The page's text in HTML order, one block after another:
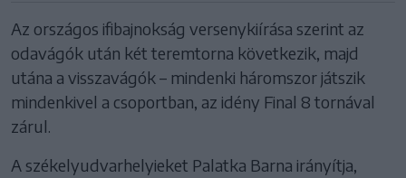
Az országos ifibajnokság versenykiírása szerint az
odavágók után két teremtorna következik, majd
utána a visszavágók – mindenki háromszor játszik
mindenkivel a csoportban, az idény Final 8 tornával
zárul.
A székelyudvarhelyieket Palatka Barna irányítja,